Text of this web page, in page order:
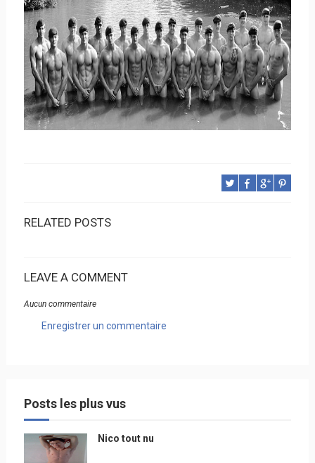
RELATED POSTS
LEAVE A COMMENT
Aucun commentaire
Enregistrer un commentaire
Posts les plus vus
Nico tout nu